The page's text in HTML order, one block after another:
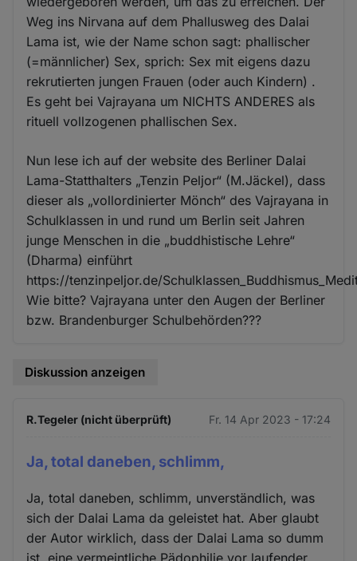
Weg ins Nirvana auf dem Phallusweg des Dalai
Lama ist, wie der Name schon sagt: phallischer
(=männlicher) Sex, sprich: Sex mit eigens dazu
rekrutierten jungen Frauen (oder auch Kindern) .
Es geht bei Vajrayana um NICHTS ANDERES als
rituell vollzogenen phallischen Sex.
Nun lese ich auf der website des Berliner Dalai
Lama-Statthalters „Tenzin Peljor“ (M.Jäckel), dass
dieser als „vollordinierter Mönch“ des Vajrayana in
Schulklassen in und rund um Berlin seit Jahren
junge Menschen in die „buddhistische Lehre“
(Dharma) einführt
https://tenzinpeljor.de/
Wie bitte? Vajrayana unter den Augen der Berliner
bzw. Brandenburger Schulbehörden???
Diskussion anzeigen
R.Tegeler (nicht überprüft) Fr. 14 Apr 2023 - 17:24
Ja, total daneben, schlimm,
Ja, total daneben, schlimm, unverständlich, was
sich der Dalai Lama da geleistet hat. Aber glaubt
der Autor wirklich, dass der Dalai Lama so dumm
ist, eine vermeintliche Pädophilie vor laufender